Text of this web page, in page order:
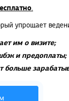
.
упрощает
им о визите;
и предоплаты;
больше